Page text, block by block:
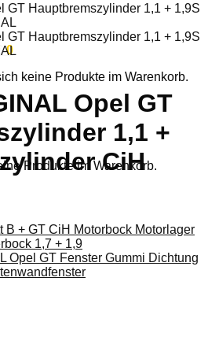
0
keine Produkte im Warenkorb.
Produkte im Warenkorb.
Opel GT
1,1 +
CiH